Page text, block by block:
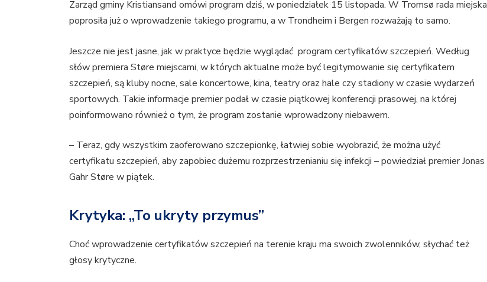
Zarząd gminy Kristiansand omówi program dziś, w poniedziałek 15 listopada. W Tromsø rada miejska
poprosiła już o wprowadzenie takiego programu, a w Trondheim i Bergen rozważają to samo.
Jeszcze nie jest jasne, jak w praktyce będzie wyglądać program certyfikatów szczepień. Według
słów premiera Støre miejscami, w których aktualne może być legitymowanie się certyfikatem
szczepień, są kluby nocne, sale koncertowe, kina, teatry oraz hale czy stadiony w czasie wydarzeń
sportowych. Takie informacje premier podał w czasie piątkowej konferencji prasowej, na której
poinformowano również o tym, że program zostanie wprowadzony niebawem.
– Teraz, gdy wszystkim zaoferowano szczepionkę, łatwiej sobie wyobrazić, że można użyć
certyfikatu szczepień, aby zapobiec dużemu rozprzestrzenianiu się infekcji – powiedział premier Jonas
Gahr Støre w piątek.
Krytyka: „To ukryty przymus”
Choć wprowadzenie certyfikatów szczepień na terenie kraju ma swoich zwolenników, słychać też
głosy krytyczne.